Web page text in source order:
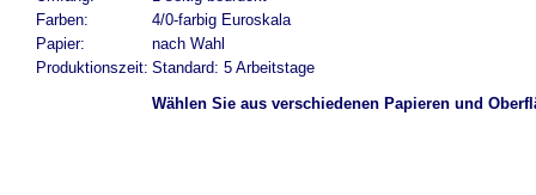
Farben:
Papier:
Produktionszeit:
4/0-farbig Euroskala
nach Wahl
Standard: 5 Arbeitstage
Wählen Sie aus verschiedenen Papieren und